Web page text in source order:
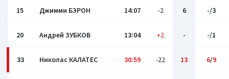
15 Джимми БЭРОН 14:07 -2 6 -/3
20 Андрей ЗУБКОВ 13:04 +2 - -/1
33 Николас КАЛАТЕС 30:59 -22 13 6/9